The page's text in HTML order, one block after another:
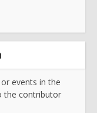
events in the
the contributor